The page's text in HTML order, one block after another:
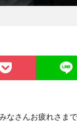
なさんお疲れさま